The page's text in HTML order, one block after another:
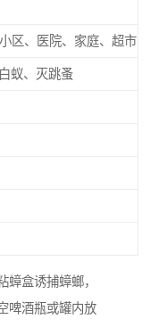
区、医院、家庭、超市
蚁、灭跳蚤
盒诱捕蟑螂，
啤酒瓶或罐内放